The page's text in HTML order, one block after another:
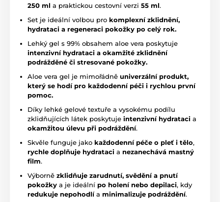
250 ml a praktickou cestovní verzi 55 ml.
Set je ideální volbou pro komplexní zklidnění,
hydrataci a regeneraci pokožky po celý rok.
Lehký gel s 99% obsahem aloe vera poskytuje
intenzivní hydrataci a okamžité zklidnění
podrážděné či stresované pokožky.
Aloe vera gel je mimořádně univerzální produkt,
který se hodí pro každodenní péči i rychlou první
pomoc.
Díky lehké gelové textuře a vysokému podílu
zklidňujících látek poskytuje intenzivní hydrataci a
okamžitou úlevu při podráždění.
Skvěle funguje jako každodenní péče o pleť i tělo,
rychle doplňuje hydrataci a nezanechává mastný
film.
Výborně zklidňuje zarudnutí, svědění a pnutí
pokožky a je ideální po holení nebo depilaci, kdy
redukuje nepohodlía minimalizuje podráždění.